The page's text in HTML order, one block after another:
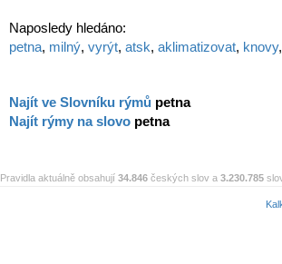
Naposledy hledáno:
petna, milný, vyrýt, atsk, aklimatizovat, knovy,
Najít ve Slovníku rýmů petna
Najít rýmy na slovo petna
Pravidla aktuálně obsahují 34.846 českých slov a 3.230.785